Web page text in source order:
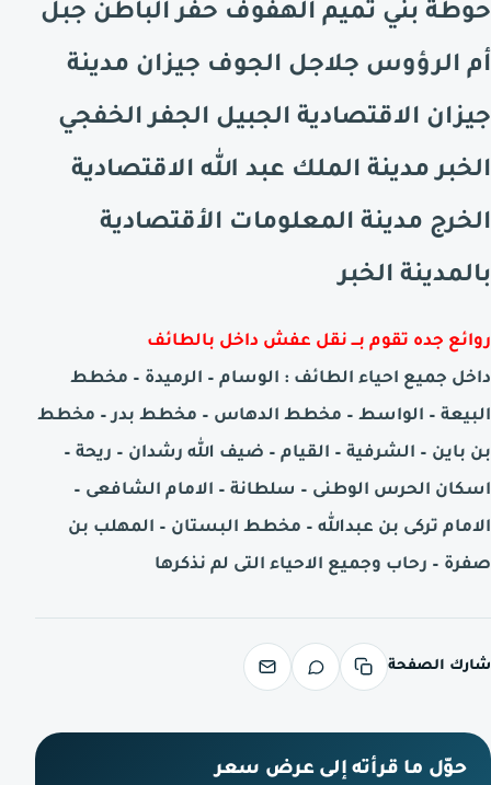
حوطة بني تميم الهفوف حفر الباطن جبل
أم الرؤوس جلاجل الجوف جيزان مدينة
جيزان الاقتصادية الجبيل الجفر الخفجي
الخبر مدينة الملك عبد الله الاقتصادية
الخرج مدينة المعلومات الأقتصادية
بالمدينة الخبر
روائع جده تقوم بـــ نقل عفش داخل بالطائف
داخل جميع احياء الطائف : الوسام – الرميدة – مخطط
البيعة – الواسط – مخطط الدهاس – مخطط بدر – مخطط
بن باين – الشرفية – القيام – ضيف الله رشدان – ريحة –
اسكان الحرس الوطنى – سلطانة – الامام الشافعى –
الامام تركى بن عبدالله – مخطط البستان – المهلب بن
صفرة – رحاب وجميع الاحياء التى لم نذكرها
شارك الصفحة
حوّل ما قرأته إلى عرض سعر